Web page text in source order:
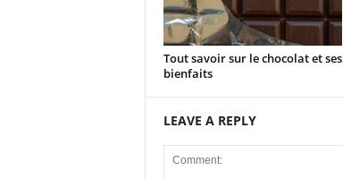
Tout savoir sur le chocolat et ses
bienfaits
LEAVE A REPLY